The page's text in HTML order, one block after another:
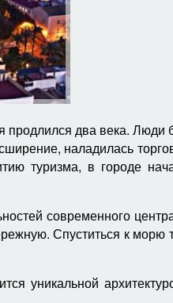
продлился два века.
наладилась
туризма, в городе
современного
Спуститься к морю
уникальной